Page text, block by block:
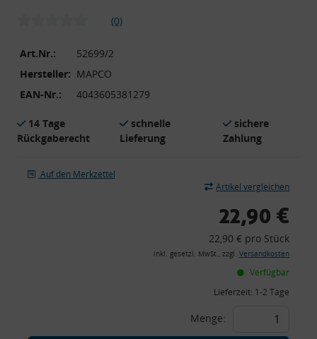
(0)
Art.Nr.:
52699/2
Hersteller: MAPCO
EAN-Nr.:
4043605381279
14 Tage
Rückgaberecht
schnelle
Lieferung
sichere
Zahlung
Auf den Merkzettel
Artikel vergleichen
22,90 €
22,90 € pro Stück
inkl. gesetzl. MwSt., zzgl. Versandkosten
Verfügbar
Lieferzeit: 1-2 Tage
Menge: